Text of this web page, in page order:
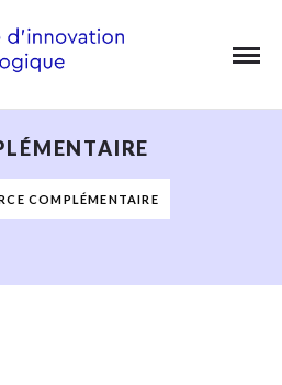
COMPLÉMENTAIRE